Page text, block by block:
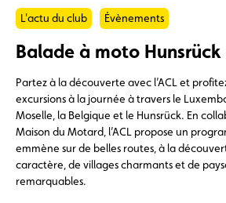
Suggestions
Carte membre Avantages
Vignette Location
L'actu du club Évènements
Balade à moto Hunsrück
Partez à la découverte avec l’ACL et
excursions à la journée à travers le
Moselle, la Belgique et le Hunsrück. En
Maison du Motard, l’ACL propose un
emmène sur de belles routes, à la
caractère, de villages charmants et de
remarquables.